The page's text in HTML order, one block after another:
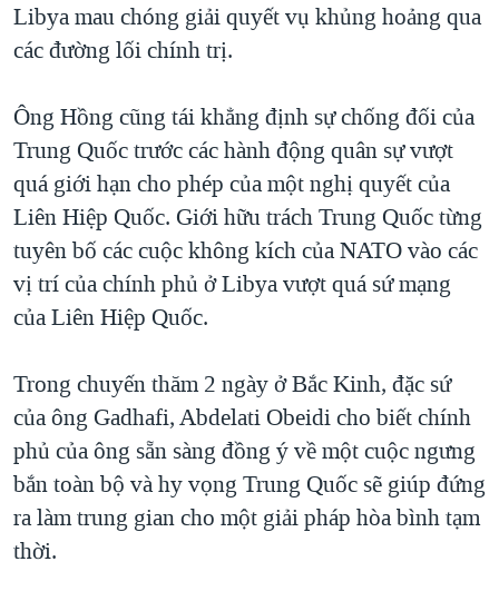
Libya mau chóng giải quyết vụ khủng hoảng qua
các đường lối chính trị.
Ông Hồng cũng tái khẳng định sự chống đối của
Trung Quốc trước các hành động quân sự vượt
quá giới hạn cho phép của một nghị quyết của
Liên Hiệp Quốc. Giới hữu trách Trung Quốc từng
tuyên bố các cuộc không kích của NATO vào các
vị trí của chính phủ ở Libya vượt quá sứ mạng
của Liên Hiệp Quốc.
Trong chuyến thăm 2 ngày ở Bắc Kinh, đặc sứ
của ông Gadhafi, Abdelati Obeidi cho biết chính
phủ của ông sẵn sàng đồng ý về một cuộc ngưng
bắn toàn bộ và hy vọng Trung Quốc sẽ giúp đứng
ra làm trung gian cho một giải pháp hòa bình tạm
thời.